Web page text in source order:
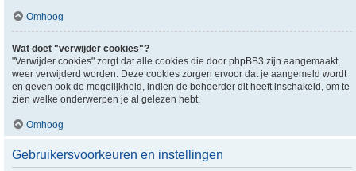
Omhoog
Wat doet "verwijder cookies"?
"Verwijder cookies" zorgt dat alle cookies die door phpBB3 zijn aangemaakt,
weer verwijderd worden. Deze cookies zorgen ervoor dat je aangemeld wordt
en geven ook de mogelijkheid, indien de beheerder dit heeft inschakeld, om te
zien welke onderwerpen je al gelezen hebt.
Omhoog
Gebruikersvoorkeuren en instellingen